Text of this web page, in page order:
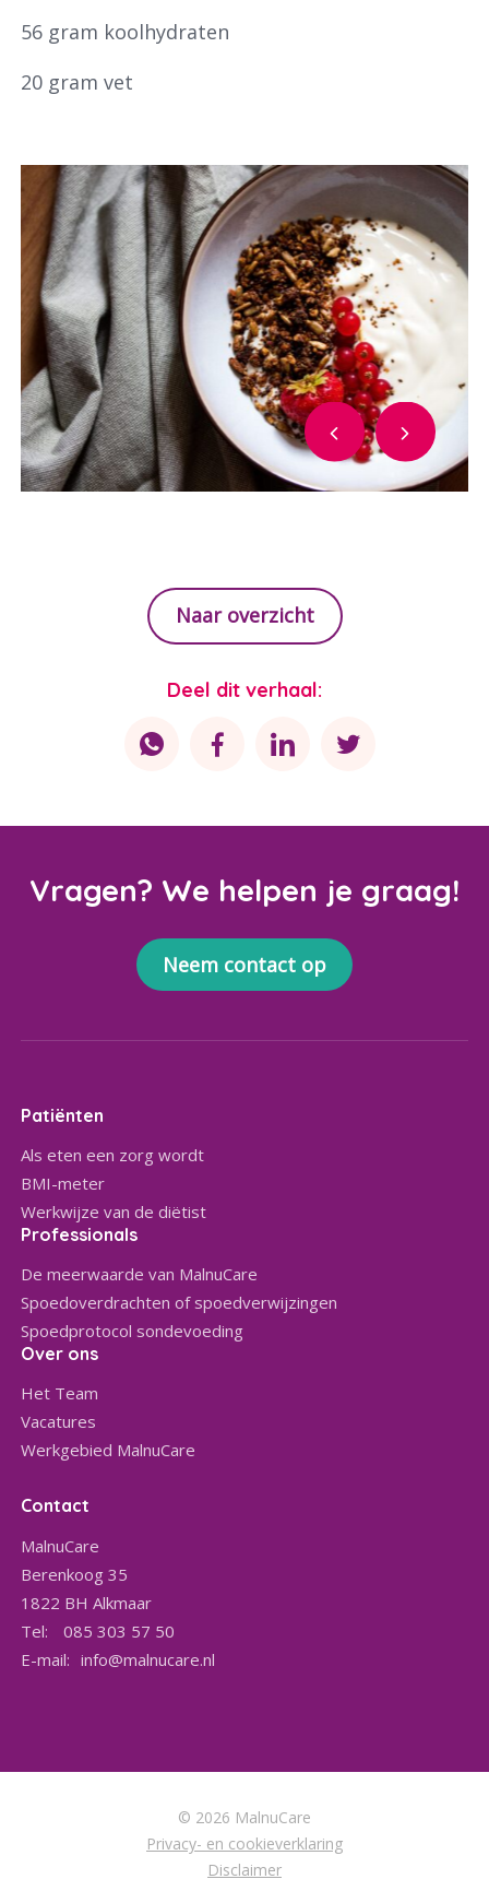
56 gram koolhydraten
20 gram vet
Naar overzicht
Deel dit verhaal:
Vragen? We helpen je graag!
Neem contact op
Patiënten
Als eten een zorg wordt
BMI-meter
Werkwijze van de diëtist
Professionals
De meerwaarde van MalnuCare
Spoedoverdrachten of spoedverwijzingen
Spoedprotocol sondevoeding
Over ons
Het Team
Vacatures
Werkgebied MalnuCare
Contact
MalnuCare
Berenkoog 35
1822 BH Alkmaar
Tel:
085 303 57 50
E-mail: info@malnucare.nl
© 2026 MalnuCare
Privacy- en cookieverklaring
Disclaimer